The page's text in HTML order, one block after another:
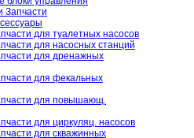
Запчасти
для туалетных насосов
для насосных станций
для дренажных
для фекальных
для повышающ.
для циркуляц. насосов
для скважинных